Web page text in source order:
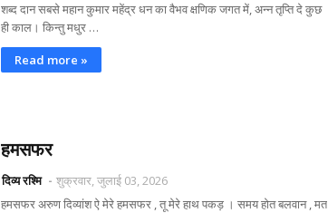
शब्द दान सबसे महान कुमार महेंद्र धन का वैभव क्षणिक जगत में, अन्न तृप्ति दे कुछ
ही काल। किन्तु मधुर …
Read more »
हमसफर
दिव्य रश्मि
शुक्रवार, जुलाई 03, 2026
हमसफर अरुण दिव्यांश ऐ मेरे हमसफर , तू मेरे हाथ पकड़ । समय होत बलवान , मत